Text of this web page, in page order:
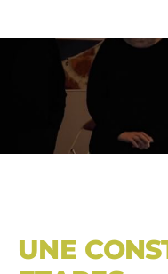
UNE